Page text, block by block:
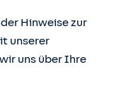
Hinweise zur
unserer
uns über Ihre